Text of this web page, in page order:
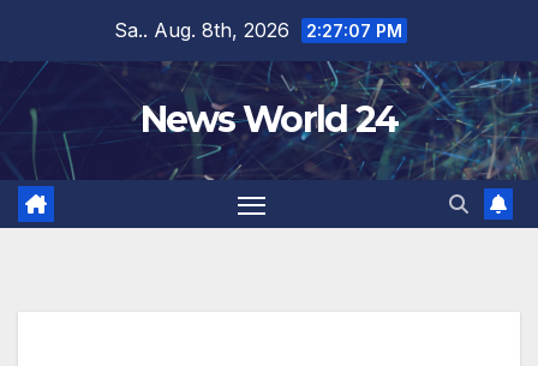
springen
Sa.. Aug. 8th, 2026 2:27:07 PM
News World 24